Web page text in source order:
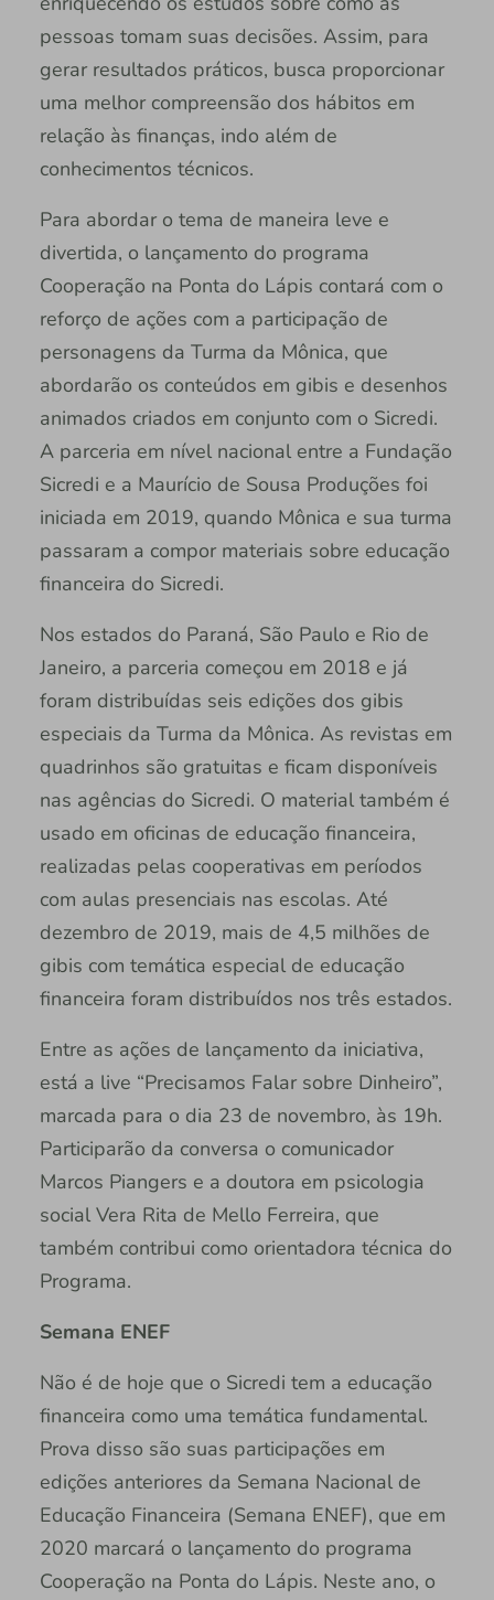
pessoas tomam suas decisões. Assim, para
gerar resultados práticos, busca proporcionar
uma melhor compreensão dos hábitos em
relação às finanças, indo além de
conhecimentos técnicos.
Para abordar o tema de maneira leve e
divertida, o lançamento do programa
Cooperação na Ponta do Lápis contará com o
reforço de ações com a participação de
personagens da Turma da Mônica, que
abordarão os conteúdos em gibis e desenhos
animados criados em conjunto com o Sicredi.
A parceria em nível nacional entre a Fundação
Sicredi e a Maurício de Sousa Produções foi
iniciada em 2019, quando Mônica e sua turma
passaram a compor materiais sobre educação
financeira do Sicredi.
Nos estados do Paraná, São Paulo e Rio de
Janeiro, a parceria começou em 2018 e já
foram distribuídas seis edições dos gibis
especiais da Turma da Mônica. As revistas em
quadrinhos são gratuitas e ficam disponíveis
nas agências do Sicredi. O material também é
usado em oficinas de educação financeira,
realizadas pelas cooperativas em períodos
com aulas presenciais nas escolas. Até
dezembro de 2019, mais de 4,5 milhões de
gibis com temática especial de educação
financeira foram distribuídos nos três estados.
Entre as ações de lançamento da iniciativa,
está a live “Precisamos Falar sobre Dinheiro”,
marcada para o dia 23 de novembro, às 19h.
Participarão da conversa o comunicador
Marcos Piangers e a doutora em psicologia
social Vera Rita de Mello Ferreira, que
também contribui como orientadora técnica do
Programa.
Semana ENEF
Não é de hoje que o Sicredi tem a educação
financeira como uma temática fundamental.
Prova disso são suas participações em
edições anteriores da Semana Nacional de
Educação Financeira (Semana ENEF), que em
2020 marcará o lançamento do programa
Cooperação na Ponta do Lápis. Neste ano, o